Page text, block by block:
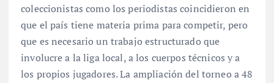
coleccionistas como los periodistas coincidieron en
que el país tiene materia prima para competir, pero
que es necesario un trabajo estructurado que
involucre a la liga local, a los cuerpos técnicos y a
los propios jugadores. La ampliación del torneo a 48